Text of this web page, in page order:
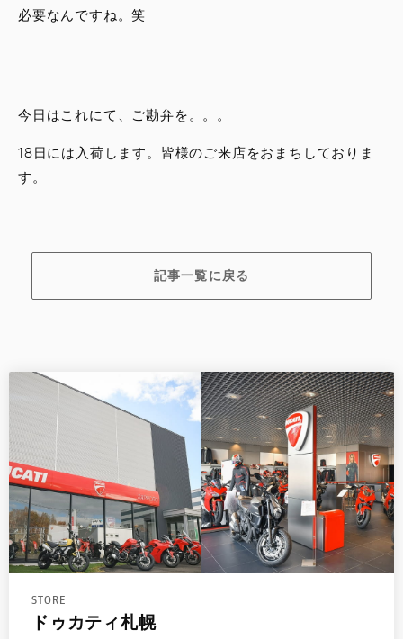
必要なんですね。笑
今日はこれにて、ご勘弁を。。。
18日には入荷します。皆様のご来店をおまちしておりま
す。
記事一覧に戻る
STORE
ドゥカティ札幌